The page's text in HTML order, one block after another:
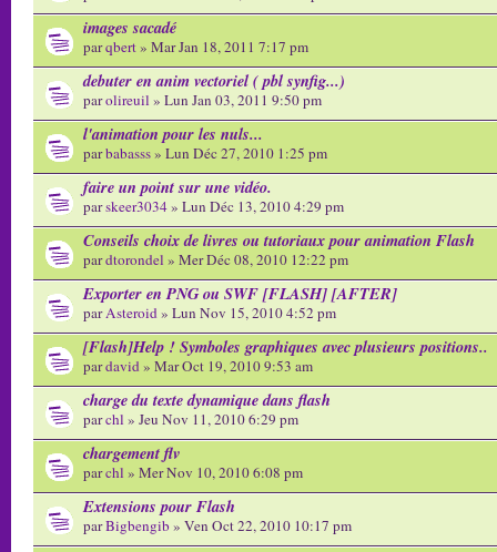
images sacadé
parqbert» Mar Jan 18, 2011 7:17 pm
debuter en anim vectoriel ( pbl synfig...)
parolireuil » Lun Jan 03, 2011 9:50 pm
l'animation pour les nuls...
parbabasss» Lun Déc 27, 2010 1:25 pm
faire un point sur une vidéo.
parskeer3034» Lun Déc 13, 2010 4:29 pm
Conseils choix de livres ou tutoriaux pour animation Flash
pardtorondel » Mer Déc 08, 2010 12:22 pm
Exporter en PNG ou SWF [FLASH] [AFTER]
parAsteroid» Lun Nov 15, 2010 4:52 pm
[Flash]Help ! Symboles graphiques avec plusieurs positions..
pardavid» Mar Oct 19, 2010 9:53 am
charge du texte dynamique dans flash
parchl » Jeu Nov 11, 2010 6:29 pm
chargement flv
parchl » Mer Nov 10, 2010 6:08 pm
Extensions pour Flash
parBigbengib » Ven Oct 22, 2010 10:17 pm